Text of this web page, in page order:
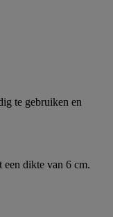
te gebruiken en
een dikte van 6 cm.